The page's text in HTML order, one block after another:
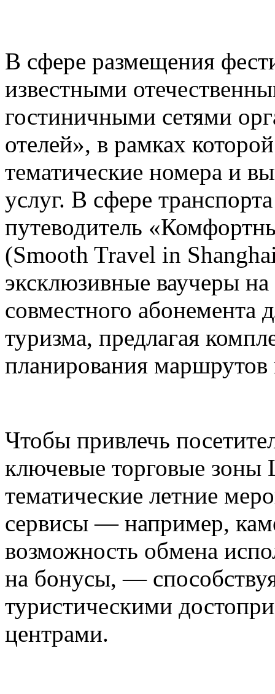
В сфере размещения
известными
гостиничными сетями
отелей», в рамках
тематические номера и
услуг. В сфере
путеводитель
(Smooth Travel in
эксклюзивные ваучеры
совместного абонемента
туризма, предлагая
планирования маршрутов
Чтобы привлечь
ключевые торговые зоны
тематические летние
сервисы — например,
возможность обмена
на бонусы, —
туристическими
центрами.